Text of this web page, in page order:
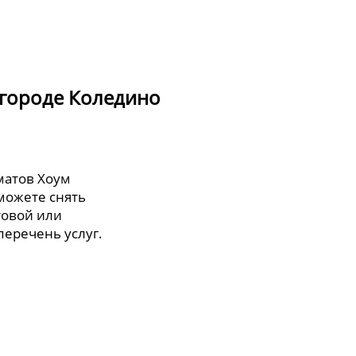
Коледино
Хоум
снять
или
услуг.